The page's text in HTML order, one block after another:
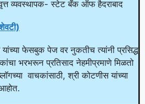
व्यवस्थापक- स्टेट बँक ऑफ हैदराबाद
फेसबुक पेज वर नुकतीच त्यांनी प्रसिद्ध
भरभरून प्रतिसाद नेहमीप्रमाणे मिळतो
वाचकांसाठी, श्री कोटणीस यांच्या